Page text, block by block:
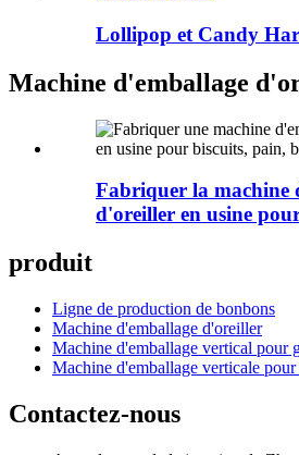
Lollipop et Candy
Machine d'emballage
Fabriquer la machine
d'oreiller en usine
produit
Ligne de production de bonbons
Machine d'emballage d'oreiller
Machine d'emballage vertical pour
Machine d'emballage verticale
Contactez-nous